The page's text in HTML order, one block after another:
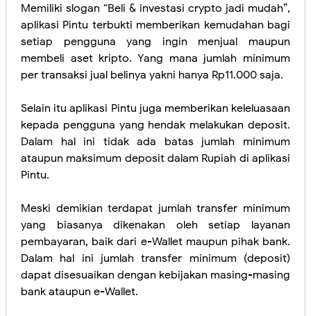
Memiliki slogan “Beli & investasi crypto jadi mudah”,
aplikasi Pintu terbukti memberikan kemudahan bagi
setiap pengguna yang ingin menjual maupun
membeli aset kripto. Yang mana jumlah minimum
per transaksi jual belinya yakni hanya Rp11.000 saja.
Selain itu aplikasi Pintu juga memberikan keleluasaan
kepada pengguna yang hendak melakukan deposit.
Dalam hal ini tidak ada batas jumlah minimum
ataupun maksimum deposit dalam Rupiah di aplikasi
Pintu.
Meski demikian terdapat jumlah transfer minimum
yang biasanya dikenakan oleh setiap layanan
pembayaran, baik dari e-Wallet maupun pihak bank.
Dalam hal ini jumlah transfer minimum (deposit)
dapat disesuaikan dengan kebijakan masing-masing
bank ataupun e-Wallet.